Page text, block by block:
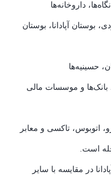
داروخانه‌ها
بوستان آپادانا، بوستان
حسینیه‌ها
بانک‌ها و موسسات مالی
اتوبوس، تاکسی و معابر
است.
در مقایسه با سایر